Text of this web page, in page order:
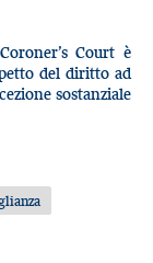
Court è
del diritto ad
sostanziale